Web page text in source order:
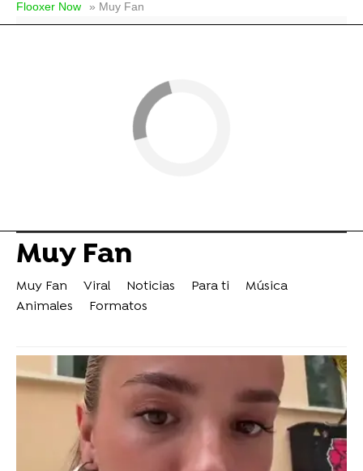
Flooxer Now » Muy Fan
Muy Fan
Muy Fan Viral Noticias Para ti
Música
Animales
Formatos